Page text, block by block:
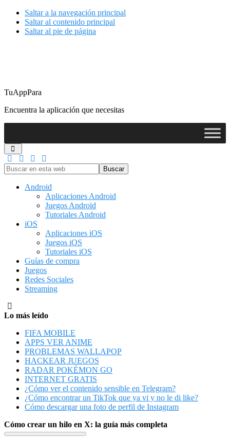
Saltar a la navegación principal
Saltar al contenido principal
Saltar al pie de página
TuAppPara
Encuentra la aplicación que necesitas
Buscar
en
Android
Aplicaciones Android
Juegos Android
Tutoriales Android
iOS
Aplicaciones iOS
Juegos iOS
Tutoriales iOS
Guías de compra
Juegos
Redes Sociales
Streaming
Lo más leído
FIFA MOBILE
APPS VER ANIME
PROBLEMAS WALLAPOP
HACKEAR JUEGOS
RADAR POKÉMON GO
INTERNET GRATIS
¿Cómo ver el contenido sensible en Telegram?
¿Cómo encontrar un TikTok que ya vi y no le di like?
Cómo descargar una foto de perfil de Instagram
Cómo crear un hilo en X: la guía más completa